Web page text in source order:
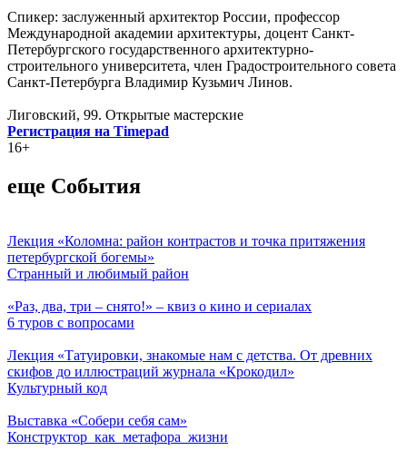
Спикер: заслуженный архитектор России, профессор
Международной академии архитектуры, доцент Санкт-
Петербургского государственного архитектурно-
строительного университета, член Градостроительного совета
Санкт-Петербурга Владимир Кузьмич Линов.
Лиговский, 99. Открытые мастерские
Регистрация на Timepad
16+
еще События
Лекция «Коломна: район контрастов и точка притяжения
петербургской богемы»
Странный и любимый район
«Раз, два, три – снято!» – квиз о кино и сериалах
6 туров с вопросами
Лекция «Татуировки, знакомые нам с детства. От древних
скифов до иллюстраций журнала «Крокодил»
Культурный код
Выставка «Собери себя сам»
Конструктор как метафора жизни